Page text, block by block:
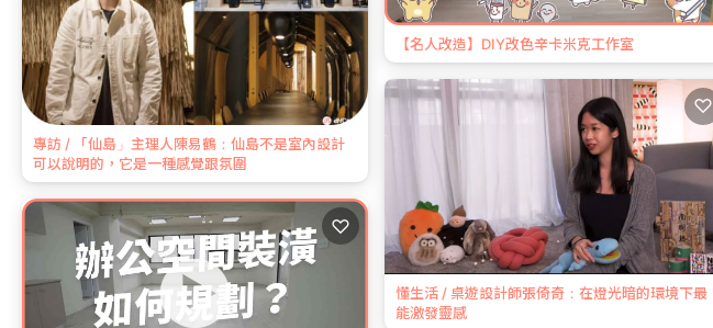
專訪 / 「仙島」主理人陳易鶴：仙島不是室內設計
可以說明的，它是一種感覺跟氛圍
♡
【名人改造】DIY改色辛卡米克工作室
懂生活 / 桌遊設計師張倚奇：在燈光暗的環境下最
能激發靈感
♡